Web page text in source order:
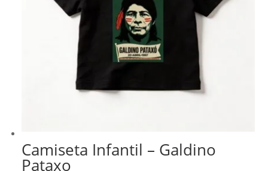
Camiseta Infantil – Galdino
Pataxo